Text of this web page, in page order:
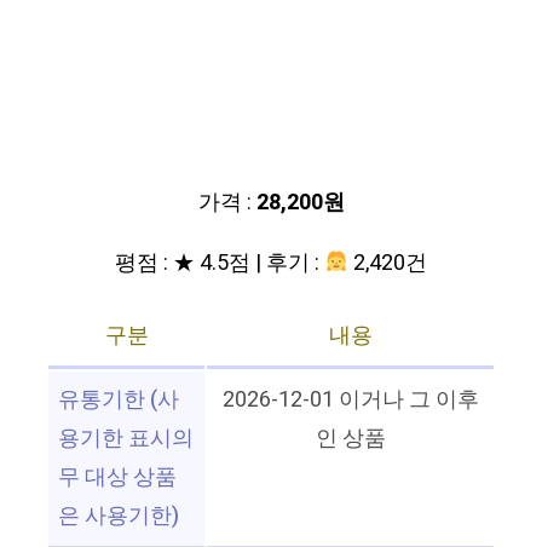
가격 : 28,200원
평점 : ★ 4.5점 | 후기 :
2,420건
구분
내용
유통기한 (사
용기한 표시의
무 대상 상품
은 사용기한)
2026-12-01 이거나 그 이후
인 상품